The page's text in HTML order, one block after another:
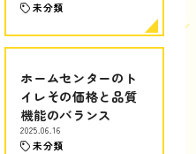
未分類
ホームセンターのト
イレその価格と品質
機能のバランス
2025.06.16
未分類